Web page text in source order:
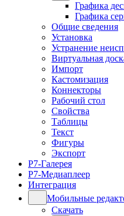
Графика
Графика
Общие сведения
Установка
Устранение
Виртуальная
Импорт
Кастомизация
Коннекторы
Рабочий стол
Свойства
Таблицы
Текст
Фигуры
Экспорт
Р7-Галерея
Р7-Медиаплеер
Интеграция
Мобильные
Скачать